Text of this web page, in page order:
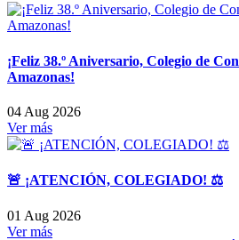
¡Feliz 38.º Aniversario, Colegio de
Amazonas!
04 Aug 2026
Ver más
🚨 ¡ATENCIÓN, COLEGIADO! ⚖️
01 Aug 2026
Ver más